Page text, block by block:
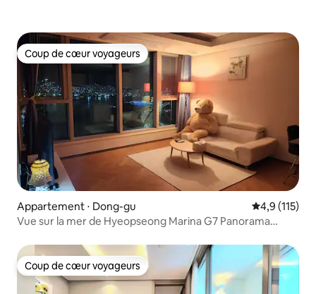
Coup de cœur voyageurs
Coup de cœur voyageurs
Appartement ⋅ Dong-gu Évaluation
4,9 (115)
Vue sur la mer de Hyeopseong Marina G7 Panorama
Busan Port 2 minutes à pied de la gare de Busan
Coup de cœur voyageurs
Coup de cœur voyageurs